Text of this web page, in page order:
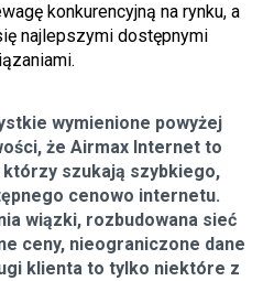
konkurencyjną na rynku, a
najlepszymi dostępnymi
wymienione powyżej
że Airmax Internet to
szukają szybkiego,
cenowo internetu.
wiązki, rozbudowana sieć
ceny, nieograniczone dane
klienta to tylko niektóre z